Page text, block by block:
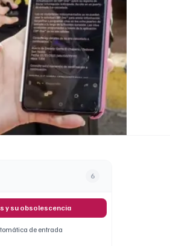
6
y su obsolescencia
de entrada